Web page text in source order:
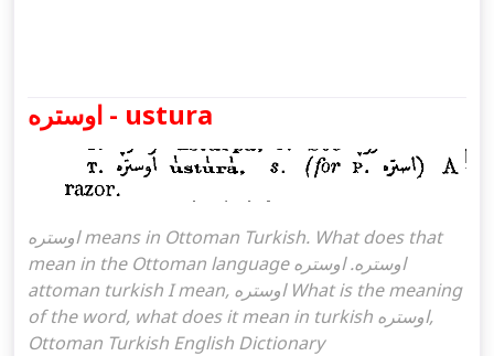
اوستره - ustura
اوستره means in Ottoman Turkish. What does that
mean in the Ottoman language اوستره. اوستره
attoman turkish I mean, اوستره What is the meaning
of the word, what does it mean in turkish اوستره,
Ottoman Turkish English Dictionary